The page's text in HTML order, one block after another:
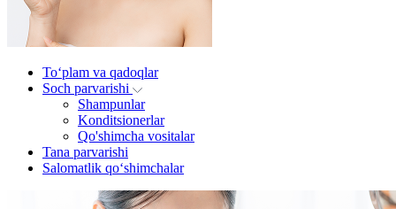
To‘plam va qadoqlar
Soch parvarishi
Shampunlar
Konditsionerlar
Qo'shimcha vositalar
Tana parvarishi
Salomatlik qo‘shimchalar